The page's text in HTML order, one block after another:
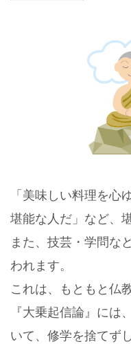
「美味しい料理を心
堪能な人だ」など、
また、技芸・学問な
われます。
これは、もともと仏
『大乗起信論』には、
いて、修学を捨てず